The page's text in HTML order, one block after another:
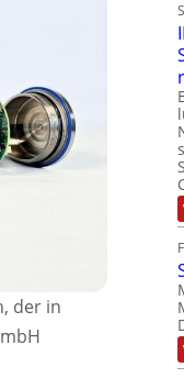
der in